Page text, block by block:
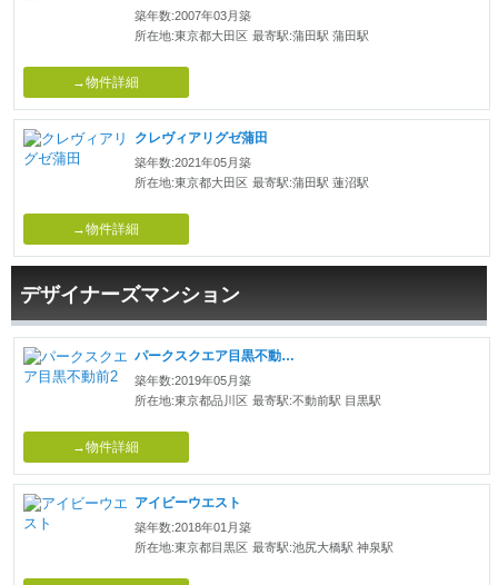
築年数:2007年03月築
所在地:東京都大田区 最寄駅:蒲田駅 蒲田駅
→物件詳細
クレヴィアリグゼ蒲田
築年数:2021年05月築
所在地:東京都大田区 最寄駅:蒲田駅 蓮沼駅
→物件詳細
デザイナーズマンション
パークスクエア目黒不動前2
築年数:2019年05月築
所在地:東京都品川区 最寄駅:不動前駅 目黒駅
→物件詳細
アイビーウエスト
築年数:2018年01月築
所在地:東京都目黒区 最寄駅:池尻大橋駅 神泉駅